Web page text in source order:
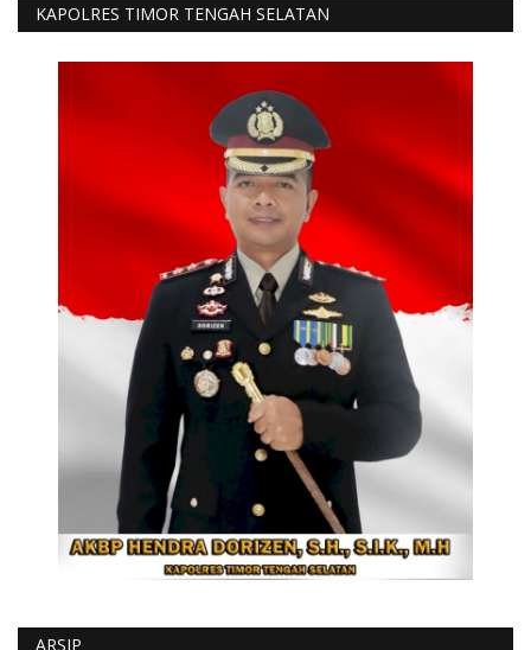
KAPOLRES TIMOR TENGAH SELATAN
ARSIP